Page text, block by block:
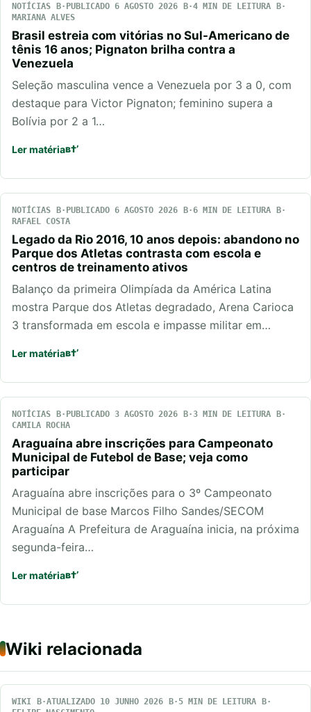
NOTÍCIAS PUBLICADO 6 AGOSTO 2026
4 MIN DE LEITURA
MARIANA ALVES
Brasil estreia com vitórias no Sul-Americano de
tênis 16 anos; Pignaton brilha contra a
Venezuela
Seleção masculina vence a Venezuela por 3 a 0, com
destaque para Victor Pignaton; feminino supera a
Bolívia por 2 a 1…
Ler matéria
NOTÍCIAS PUBLICADO 6 AGOSTO 2026
6 MIN DE LEITURA
RAFAEL COSTA
Legado da Rio 2016, 10 anos depois: abandono no
Parque dos Atletas contrasta com escola e
centros de treinamento ativos
Balanço da primeira Olimpíada da América Latina
mostra Parque dos Atletas degradado, Arena Carioca
3 transformada em escola e impasse militar em…
Ler matéria
NOTÍCIAS PUBLICADO 3 AGOSTO 2026
3 MIN DE LEITURA
CAMILA ROCHA
Araguaína abre inscrições para Campeonato
Municipal de Futebol de Base; veja como
participar
Araguaína abre inscrições para o 3º Campeonato
Municipal de base Marcos Filho Sandes/SECOM
Araguaína A Prefeitura de Araguaína inicia, na próxima
segunda-feira…
Ler matéria
Wiki relacionada
WIKI ATUALIZADO 10 JUNHO 2026
5 MIN DE LEITURA